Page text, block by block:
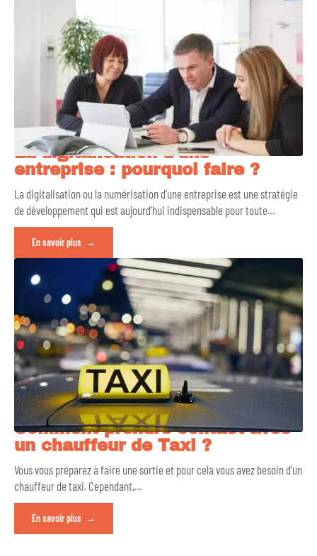
La digitalisation d’une
entreprise : pourquoi faire ?
La digitalisation ou la numérisation d’une entreprise est une stratégie
de développement qui est aujourd’hui indispensable pour toute…
En savoir plus
Comment prendre contact avec
un chauffeur de Taxi ?
Vous vous préparez à faire une sortie et pour cela vous avez besoin d’un
chauffeur de taxi. Cependant,…
En savoir plus